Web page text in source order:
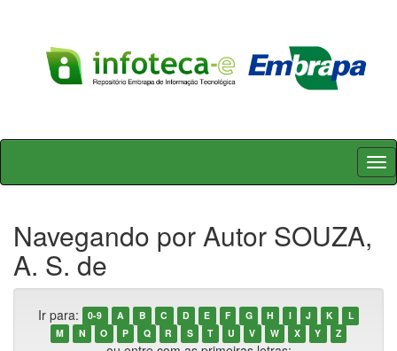
Skip
Navegando por Autor SOUZA,
A. S. de
Ir para: 0-9 A B C D E F G H I J K
L
M
N O P Q R S T U V W X Y Z